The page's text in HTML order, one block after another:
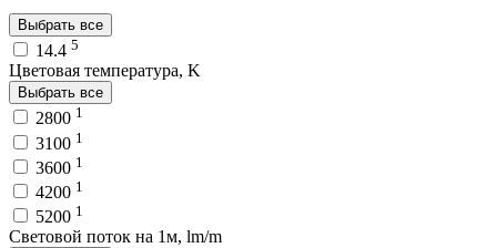
Выбрать все
14.4 5
Цветовая температура, K
Выбрать все
2800 1
3100 1
3600 1
4200 1
5200 1
Световой поток на 1м, lm/m